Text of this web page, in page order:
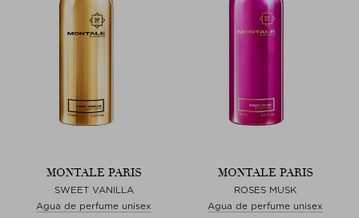
MONTALE PARIS
SWEET VANILLA
Agua de perfume unisex
MONTALE PARIS
ROSES MUSK
Agua de perfume unisex